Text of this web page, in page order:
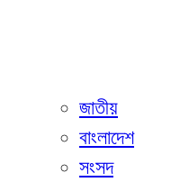
জাতীয়
বাংলাদেশ
সংসদ